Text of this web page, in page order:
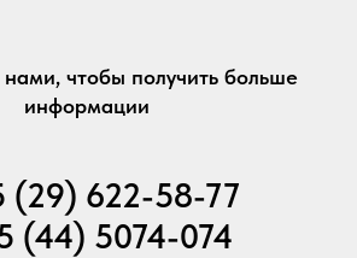
чтобы получить больше
информации
(29) 622-58-77
(44) 5074-074